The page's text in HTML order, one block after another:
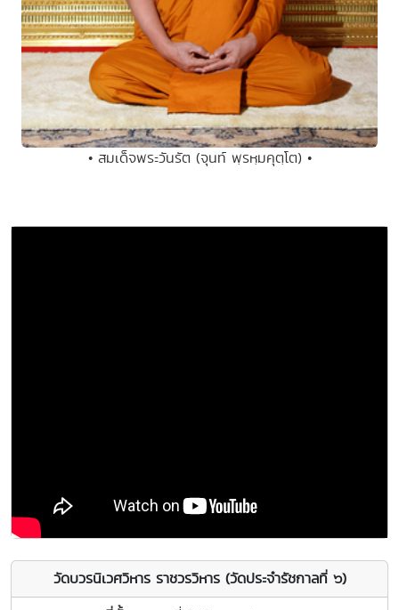
• สมเด็จพระวันรัต (จุนท์ พฺรหฺมคุตฺโต) •
วัดบวรนิเวศวิหาร ราชวรวิหาร (วัดประจำรัชกาลที่ ๖)